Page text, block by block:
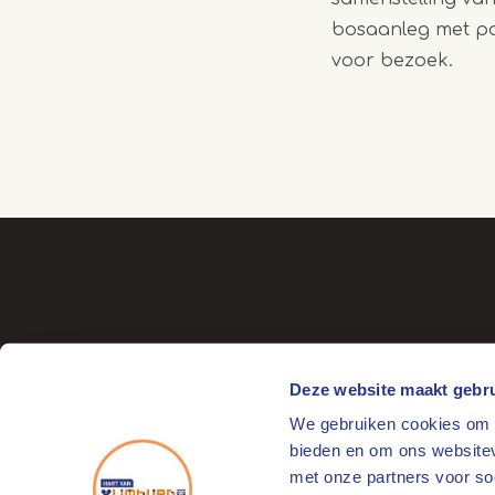
Deze website maakt
We gebruiken cookies
bieden en om ons
met onze partners voor
bosaanleg met
voor bezoek.
Markt 17
6041 EL Roermond